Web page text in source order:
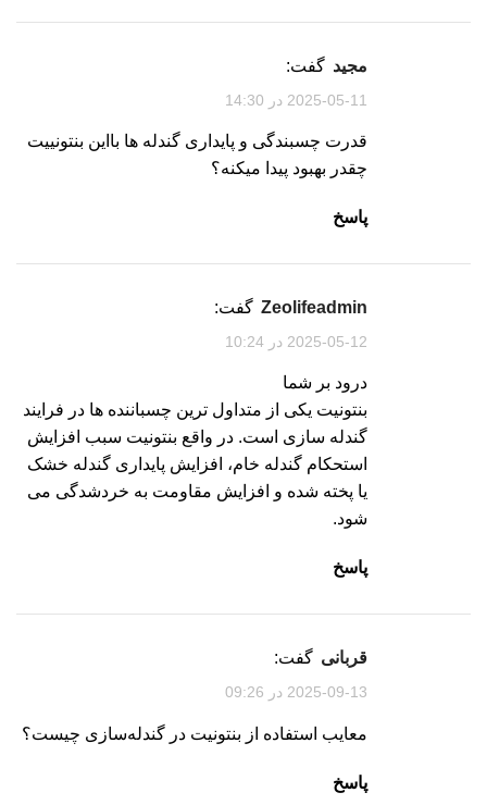
مجید گفت:
2025-05-11 در 14:30
قدرت چسبندگی و پایداری گندله ها بااین بنتونییت
چقدر بهبود پیدا میکنه؟
پاسخ
zeolifeadmin گفت:
2025-05-12 در 10:24
درود بر شما
بنتونیت یکی از متداول ترین چسباننده ها در فرایند
گندله سازی است. در واقع بنتونیت سبب افزایش
استحکام گندله خام، افزایش پایداری گندله خشک
یا پخته شده و افزایش مقاومت به خردشدگی می
شود.
پاسخ
قربانی گفت:
2025-09-13 در 09:26
معایب استفاده از بنتونیت در گندله‌سازی چیست؟
پاسخ